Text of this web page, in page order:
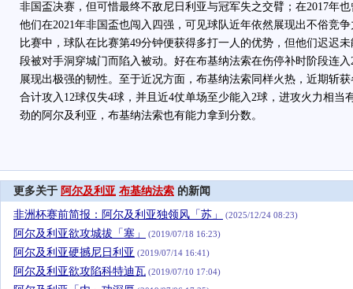
非国盃决赛，但可惜最终不敌尼日利亚与冠军失之交臂；在2017年
他们在2021年非国盃也闯入四强，可见球队近年依然展现出不俗竞
比赛中，球队在比赛第49分钟便获得多打一人的优势，但他们迟迟
段被对手洞穿城门而陷入被动。好在布基纳法索在伤停补时阶段连
展现出极强的韧性。至于近况方面，布基纳法索同样火热，近期斩
合计攻入12球仅失4球，并且近4仗单场至少能入2球，进攻火力相当
劲的阿尔及利亚，布基纳法索也有能力拿到分数。
更多关于 阿尔及利亚 布基纳法索 的新闻
非洲杯赛前简报：阿尔及利亚独领风「苏」
(2025/12/24 08:23)
阿尔及利亚欲攻城拔「塞」 (2019/07/18 16:23)
阿尔及利亚硬撼尼日利亚 (2019/07/14 16:41)
阿尔及利亚欲攻陷科特迪瓦 (2019/07/10 17:04)